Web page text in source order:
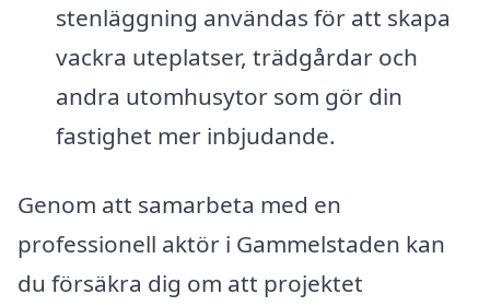
stenläggning användas för att skapa
vackra uteplatser, trädgårdar och
andra utomhusytor som gör din
fastighet mer inbjudande.
Genom att samarbeta med en
professionell aktör i Gammelstaden kan
du försäkra dig om att projektet